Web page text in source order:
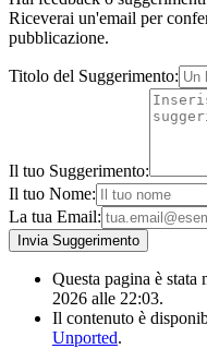
Riceverai un'email per
pubblicazione.
Titolo del Suggerimento:
Il tuo Suggerimento:
Il tuo Nome:
La tua Email:
Questa pagina è
2026 alle 22:03.
Il contenuto è
Unported.